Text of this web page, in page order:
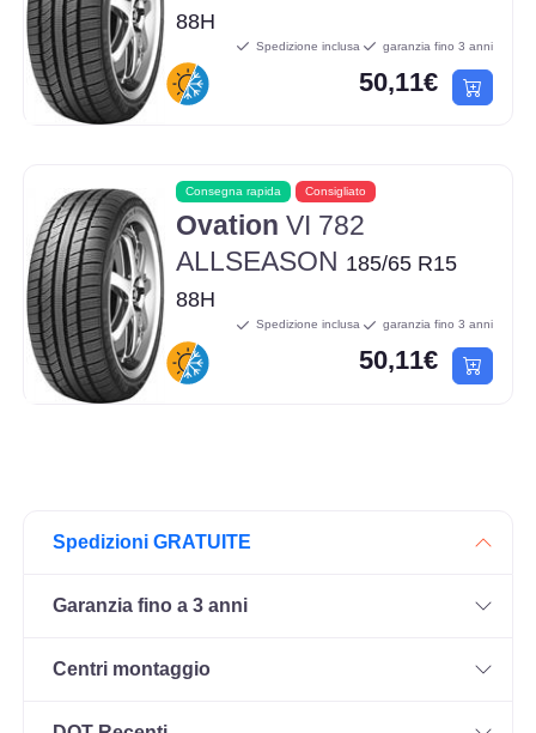
88H
Spedizione inclusa garanzia fino 3 anni
50,11€
Consegna rapida Consigliato
Ovation VI 782
ALLSEASON 185/65 R15
88H
Spedizione inclusa garanzia fino 3 anni
50,11€
Spedizioni GRATUITE
Garanzia fino a 3 anni
Centri montaggio